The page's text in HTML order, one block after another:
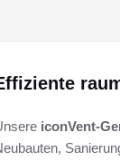
iconVent-